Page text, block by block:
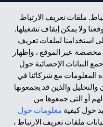
ملفات تعريف الارتباط
ولا يمكن إيقاف تشغيلها.
استخدامنا لملفات تعريف
مخصصة عبر الموقع ، وإظهار
البيانات الإحصائية حول
المعلومات مع شركائنا في
والذين قد يجمعونها
أو التي جمعوها من
حول كيفية معلومات حول
ملفات تعريف الارتباط ،
مصرف الإمارات المركزي تحت
أرقام التراخيص 202563 لفرع الوصل في دبي، 531989 لفرع مول
هاتف: 4000 311 04.
المتحدة مرخص من مصرف
لبنك أجنبي.
مرخص من هيئة الأوراق المالية
والسلع في الإمارات العربية المتحدة ("SCA") للقيام بالنشاط المالي لـ أ)
بموجب ترخيص رقم
في الأسواق الدولية بموجب ترخيص